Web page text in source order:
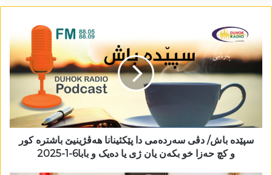
سپێدە باش/ دڤی سەردەمی دا پێکئینانا ھەڤژینیێ باشترە کور
و کچ حەزا خو بکەن یان ژی یا دەیک و بابا6-1-2025